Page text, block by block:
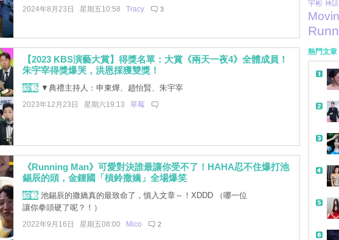
2024年8月23日 星期五10:58 Tracy 3
【2023 KBS演藝大賞】得獎名單：大賞《兩天一夜4》全體成員！
朱宇宰得獎爆哭，洪恩採獲雙獎！
綜藝▼典禮主持人：申東燁、趙怡賢、朱宇宰
2023年12月23日 星期六19:13 草莓
《Running Man》可愛對決誰最讓你受不了！HAHA忍不住爆打池
錫辰的頭，金鍾國「槓鈴撒嬌」全場爆笑
綜藝池錫辰的撒嬌真的最致命了，慎入文章～！XDDD （哪一位
讓你拳頭硬了呢？！）
2022年9月16日 星期五08:00 Mico 2
宇彬 神話
熱門文章